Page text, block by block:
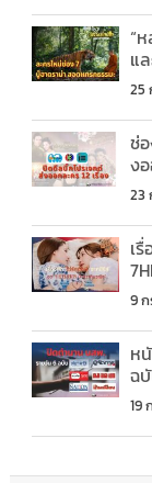
“
แ
25
ช่
ง
23
เ
9
ห
ฉ
19